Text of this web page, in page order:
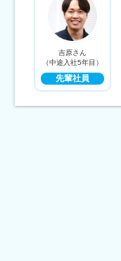
吉原さん
（中途入社5年目）
先輩社員